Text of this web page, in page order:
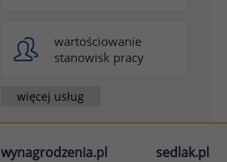
wartościowanie
stanowisk pracy
więcej usług
wynagrodzenia.pl sedlak.pl